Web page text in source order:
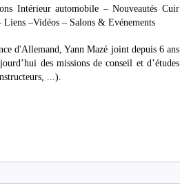
Intérieur automobile – Nouveautés Cuir
–Vidéos – Salons & Evénements
d'Allemand, Yann Mazé joint depuis 6 ans
des missions de conseil et d’études
...).